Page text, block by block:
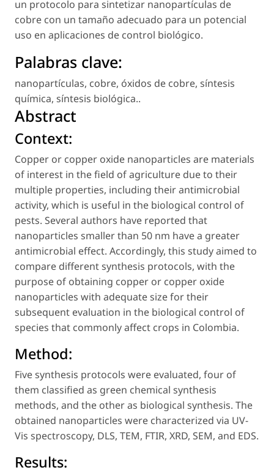
un protocolo para sintetizar nanopartículas de
cobre con un tamaño adecuado para un potencial
uso en aplicaciones de control biológico.
Palabras clave:
nanopartículas, cobre, óxidos de cobre, síntesis
química, síntesis biológica..
Abstract
Context:
Copper or copper oxide nanoparticles are materials
of interest in the field of agriculture due to their
multiple properties, including their antimicrobial
activity, which is useful in the biological control of
pests. Several authors have reported that
nanoparticles smaller than 50 nm have a greater
antimicrobial effect. Accordingly, this study aimed to
compare different synthesis protocols, with the
purpose of obtaining copper or copper oxide
nanoparticles with adequate size for their
subsequent evaluation in the biological control of
species that commonly affect crops in Colombia.
Method:
Five synthesis protocols were evaluated, four of
them classified as green chemical synthesis
methods, and the other as biological synthesis. The
obtained nanoparticles were characterized via UV-
Vis spectroscopy, DLS, TEM, FTIR, XRD, SEM, and EDS.
Results: